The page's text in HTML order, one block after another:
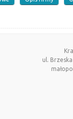
ul.